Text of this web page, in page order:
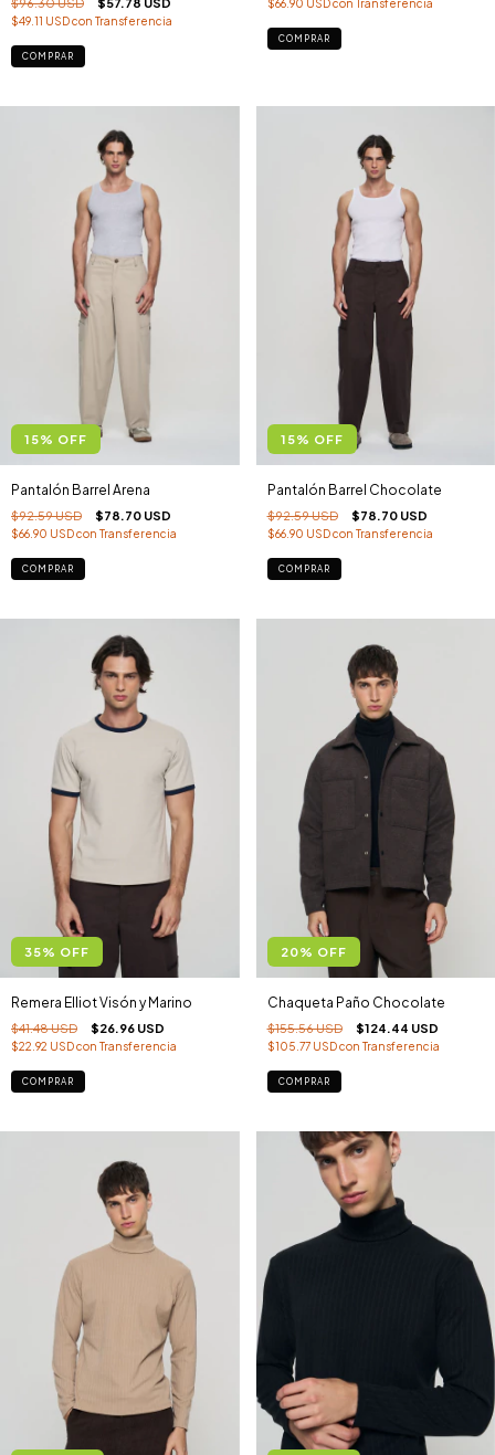
$96.30 USD $57.78 USD
$49.11 USDcon Transferencia
COMPRAR
$66.90 USDcon Transferencia
COMPRAR
15% OFF
Pantalón Barrel Arena
$92.59 USD $78.70 USD
$66.90 USDcon Transferencia
COMPRAR
15% OFF
Pantalón Barrel Chocolate
$92.59 USD $78.70 USD
$66.90 USDcon Transferencia
COMPRAR
35% OFF
Remera Elliot Visón y Marino
$41.48 USD $26.96 USD
$22.92 USDcon Transferencia
COMPRAR
20% OFF
Chaqueta Paño Chocolate
$155.56 USD $124.44 USD
$105.77 USDcon Transferencia
COMPRAR